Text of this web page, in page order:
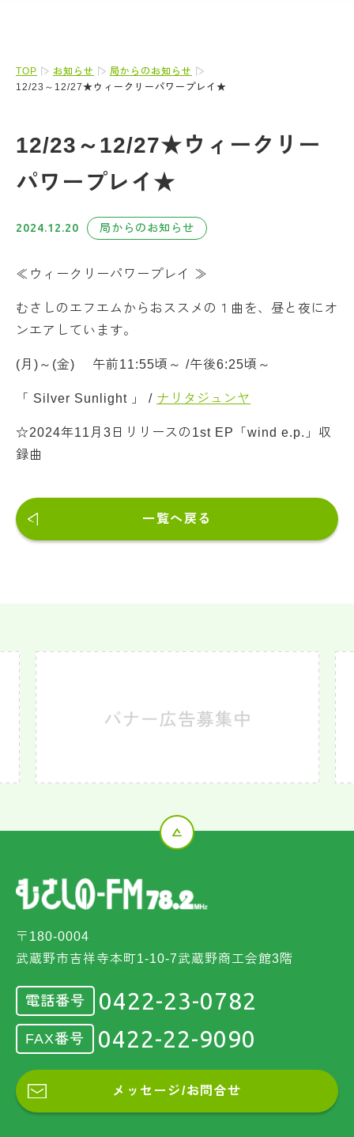
TOP お知らせ
局からのお知らせ
12/23～12/27★ウィークリーパワープレイ★
12/23～12/27★ウィークリー
パワープレイ★
2024.12.20 局からのお知らせ
≪ウィークリーパワープレイ ≫
むさしのエフエムからおススメの１曲を、昼と夜にオ
ンエアしています。
(月)～(金) 午前11:55頃～ /午後6:25頃～
「 Silver Sunlight 」 / ナリタジュンヤ
☆2024年11月3日リリースの1st EP「wind e.p.」収
録曲
一覧へ戻る
〒180-0004
武蔵野市吉祥寺本町1-10-7武蔵野商工会館3階
電話番号 0422-23-0782
FAX番号 0422-22-9090
メッセージ/お問合せ